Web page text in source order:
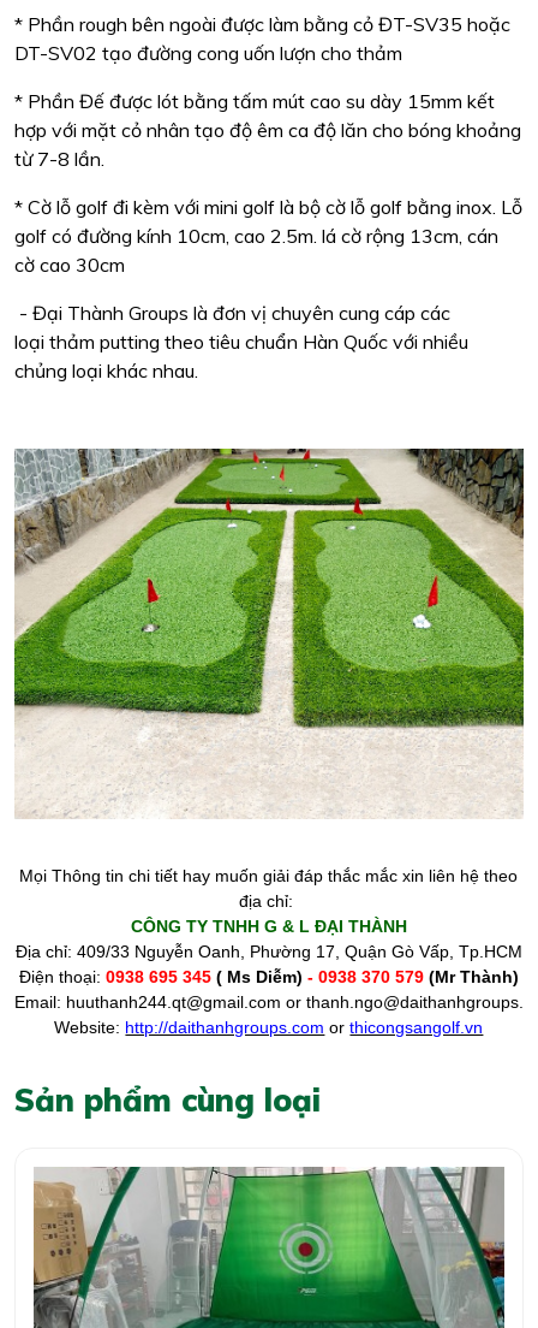
* Phần rough bên ngoài được làm bằng cỏ ĐT-SV35 hoặc
DT-SV02 tạo đường cong uốn lượn cho thảm
* Phần Đế được lót bằng tấm mút cao su dày 15mm kết
hợp với mặt cỏ nhân tạo độ êm ca độ lăn cho bóng khoảng
từ 7-8 lần.
* Cờ lỗ golf đi kèm với mini golf là bộ cờ lỗ golf bằng inox. Lỗ
golf có đường kính 10cm, cao 2.5m. lá cờ rộng 13cm, cán
cờ cao 30cm
- Đại Thành Groups là đơn vị chuyên cung cáp các
loại thảm putting theo tiêu chuẩn Hàn Quốc với nhiều
chủng loại khác nhau.
Mọi Thông tin chi tiết hay muốn giải đáp thắc mắc xin liên hệ theo
địa chỉ:
CÔNG TY TNHH G & L ĐẠI THÀNH
Địa chỉ: 409/33 Nguyễn Oanh, Phường 17, Quận Gò Vấp, Tp.HCM
Điện thoại: 0938 695 345 ( Ms Diễm) - 0938 370 579 (Mr Thành)
Email: huuthanh244.qt@gmail.com or
Website: http://daithanhgroups.com orthicongsangolf.vn
Sản phẩm cùng loại